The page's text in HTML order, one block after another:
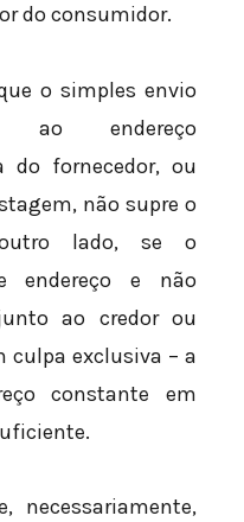
do consumidor.
o simples envio
ao endereço
do fornecedor, ou
não supre o
lado, se o
endereço e não
ao credor ou
culpa exclusiva – a
constante em
necessariamente,